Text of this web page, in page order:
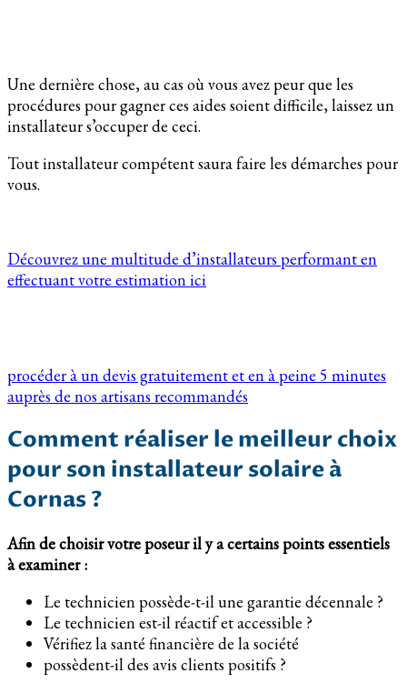
Une dernière chose, au cas où vous avez peur que les
procédures pour gagner ces aides soient difficile, laissez un
installateur s’occuper de ceci.
Tout installateur compétent saura faire les démarches pour
vous.
Découvrez une multitude d’installateurs performant en
effectuant votre estimation ici
procéder à un devis gratuitement et en à peine 5 minutes
auprès de nos artisans recommandés
Comment réaliser le meilleur choix
pour son installateur solaire à
Cornas ?
Afin de choisir votre poseur il y a certains points essentiels
à examiner :
Le technicien possède-t-il une garantie décennale ?
Le technicien est-il réactif et accessible ?
Vérifiez la santé financière de la société
possèdent-il des avis clients positifs ?